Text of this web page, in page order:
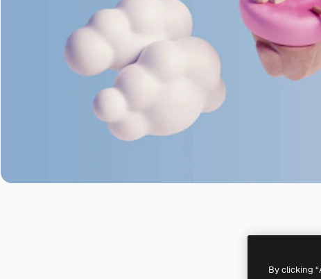
By clicking